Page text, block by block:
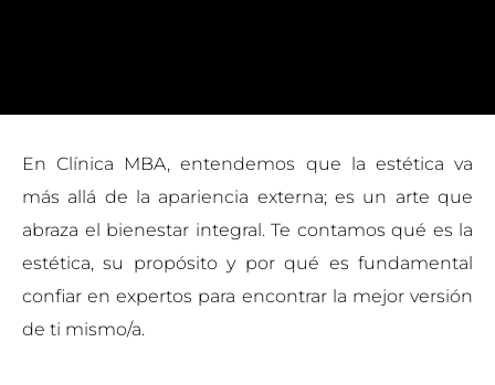
En Clínica MBA, entendemos que la estética va
más allá de la apariencia externa; es un arte que
abraza el bienestar integral. Te contamos qué es la
estética, su propósito y por qué es fundamental
confiar en expertos para encontrar la mejor versión
de ti mismo/a.